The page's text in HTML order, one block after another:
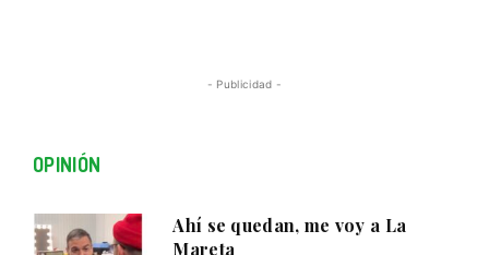
- Publicidad -
OPINIÓN
Ahí se quedan, me voy a La
Mareta